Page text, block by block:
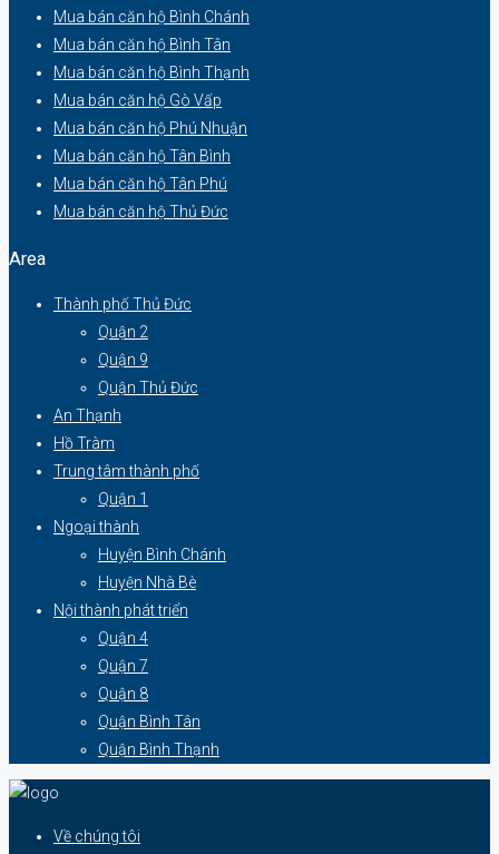
Mua bán căn hộ Bình Chánh
Mua bán căn hộ Bình Tân
Mua bán căn hộ Bình Thạnh
Mua bán căn hộ Gò Vấp
Mua bán căn hộ Phú Nhuận
Mua bán căn hộ Tân Bình
Mua bán căn hộ Tân Phú
Mua bán căn hộ Thủ Đức
Area
Thành phố Thủ Đức
Quận 2
Quận 9
Quận Thủ Đức
An Thạnh
Hồ Tràm
Trung tâm thành phố
Quận 1
Ngoại thành
Huyện Bình Chánh
Huyện Nhà Bè
Nội thành phát triển
Quận 4
Quận 7
Quận 8
Quận Bình Tân
Quận Bình Thạnh
Về chúng tôi